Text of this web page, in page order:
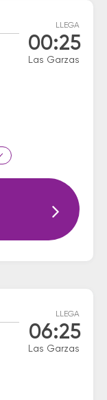
LLEGA
00:25
Las Garzas
LLEGA
06:25
Las Garzas